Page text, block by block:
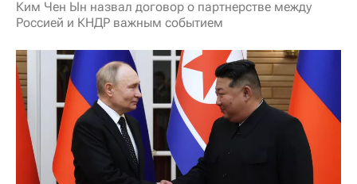
Ким Чен Ын назвал договор о партнерстве между
Россией и КНДР важным событием